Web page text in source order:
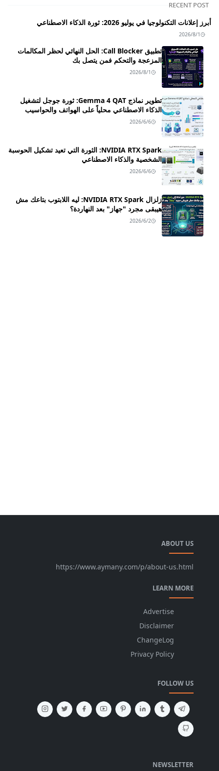
RECENT POST
أبرز إعلانات التكنولوجيا في يوليو 2026: ثورة الذكاء الاصطناعي
2026/8/1
تطبيق Call Blocker: الحل النهائي لحظر المكالمات
المزعجة والتحكم فمن يتصل بك
2026/8/1
تطوير نماذج Gemma 4 QAT: ثورة جوجل لتشغيل
الذكاء الاصطناعي محلياً على الهواتف والحواسيب
2026/6/6
NVIDIA RTX Spark: الثورة التي تعيد تشكيل الحوسبة
الشخصية والذكاء الاصطناعي
2026/6/6
زلزال NVIDIA RTX Spark: ليه اللابتوب بتاعك مش
هيبقى مجرد "جهاز" بعد النهاردة؟
2026/6/2
ABOUT US
https://www.aymany.com/p/about-us.html
LEARN MORE
Advertise
Disclaimer
ChangeLog
Privacy Policy
FOLLOW US
NEWSLETTER